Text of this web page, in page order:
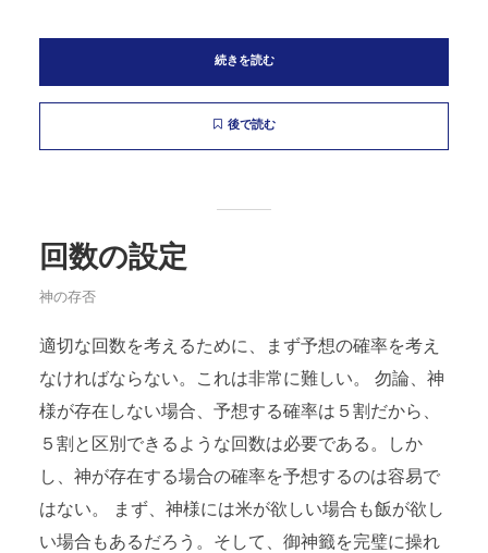
続きを読む
後で読む
回数の設定
神の存否
適切な回数を考えるために、まず予想の確率を考え
なければならない。これは非常に難しい。 勿論、神
様が存在しない場合、予想する確率は５割だから、
５割と区別できるような回数は必要である。しか
し、神が存在する場合の確率を予想するのは容易で
はない。 まず、神様には米が欲しい場合も飯が欲し
い場合もあるだろう。そして、御神籤を完璧に操れ